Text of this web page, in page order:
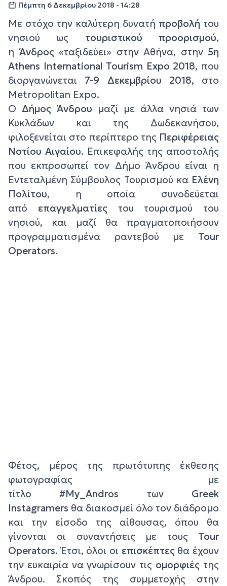
Πέμπτη 6 Δεκεμβρίου 2018 - 14:28
Με στόχο την καλύτερη δυνατή προβολή του
νησιού ως τουριστικού προορισμού,
ηΆνδρος«ταξιδεύει» στην Αθήνα, στην 5η
Athens International Tourism Expo 2018, που
διοργανώνεται 7-9 Δεκεμβρίου 2018, στο
Metropolitan Expo.
Ο Δήμος Άνδρου μαζί με άλλα νησιά των
Κυκλάδων και της Δωδεκανήσου,
φιλοξενείται στο περίπτερο της Περιφέρειας
Νοτίου Αιγαίου. Επικεφαλής της αποστολής
που εκπροσωπεί τον Δήμο Άνδρου είναι η
Εντεταλμένη Σύμβουλος Τουρισμού κα Ελένη
Πολίτου, η οποία συνοδεύεται
από επαγγελματίεςτου τουρισμού του
νησιού, και μαζί θα πραγματοποιήσουν
προγραμματισμένα ραντεβού με Tour
Operators.
Φέτος, μέρος της πρωτότυπης έκθεσης
φωτογραφίας με
τίτλο#My_Andros των Greek
Instagramers θα διακοσμεί όλο τον διάδρομο
και την είσοδο της αίθουσας, όπου θα
γίνονται οι συναντήσεις με τους Tour
Operators. Έτσι, όλοι οι επισκέπτεςθα έχουν
την ευκαιρία να γνωρίσουν τις ομορφιές της
Άνδρου. Σκοπός της συμμετοχής στην